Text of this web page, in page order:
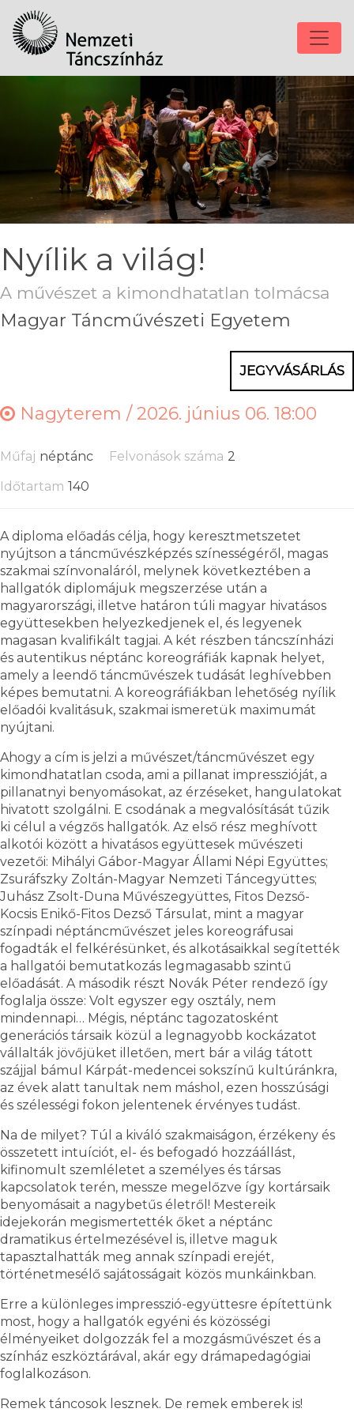
Nyílik a világ!
A művészet a kimondhatatlan tolmácsa
Magyar Táncművészeti Egyetem
JEGYVÁSÁRLÁS
Nagyterem /2026. június 06. 18:00
Műfaj néptánc Felvonások száma 2
Időtartam 140
A diploma előadás célja, hogy keresztmetszetet
nyújtson a táncművészképzés színességéről, magas
szakmai színvonaláról, melynek következtében a
hallgatók diplomájuk megszerzése után a
magyarországi, illetve határon túli magyar hivatásos
együttesekben helyezkedjenek el, és legyenek
magasan kvalifikált tagjai. A két részben táncszínházi
és autentikus néptánc koreográfiák kapnak helyet,
amely a leendő táncművészek tudását leghívebben
képes bemutatni. A koreográfiákban lehetőség nyílik
előadói kvalitásuk, szakmai ismeretük maximumát
nyújtani.
Ahogy a cím is jelzi a művészet/táncművészet egy
kimondhatatlan csoda, ami a pillanat impresszióját, a
pillanatnyi benyomásokat, az érzéseket, hangulatokat
hivatott szolgálni. E csodának a megvalósítását tűzik
ki célul a végzős hallgatók. Az első rész meghívott
alkotói között a hivatásos együttesek művészeti
vezetői: Mihályi Gábor-Magyar Állami Népi Együttes;
Zsuráfszky Zoltán-Magyar Nemzeti Táncegyüttes;
Juhász Zsolt-Duna Művészegyüttes, Fitos Dezső-
Kocsis Enikő-Fitos Dezső Társulat, mint a magyar
színpadi néptáncművészet jeles koreográfusai
fogadták el felkérésünket, és alkotásaikkal segítették
a hallgatói bemutatkozás legmagasabb szintű
előadását. A második részt Novák Péter rendező így
foglalja össze: Volt egyszer egy osztály, nem
mindennapi… Mégis, néptánc tagozatosként
generációs társaik közül a legnagyobb kockázatot
vállalták jövőjüket illetően, mert bár a világ tátott
szájjal bámul Kárpát-medencei sokszínű kultúránkra,
az évek alatt tanultak nem máshol, ezen hosszúsági
és szélességi fokon jelentenek érvényes tudást.
Na de milyet? Túl a kiváló szakmaiságon, érzékeny és
összetett intuíciót, el- és befogadó hozzáállást,
kifinomult szemléletet a személyes és társas
kapcsolatok terén, messze megelőzve így kortársaik
benyomásait a nagybetűs életről! Mestereik
idejekorán megismertették őket a néptánc
dramatikus értelmezésével is, illetve maguk
tapasztalhatták meg annak színpadi erejét,
történetmesélő sajátosságait közös munkáinkban.
Erre a különleges impresszió-együttesre építettünk
most, hogy a hallgatók egyéni és közösségi
élményeiket dolgozzák fel a mozgásművészet és a
színház eszköztárával, akár egy drámapedagógiai
foglalkozáson.
Remek táncosok lesznek. De remek emberek is!